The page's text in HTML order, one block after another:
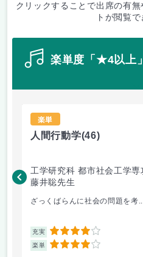
クリックすることで出席の有
トが閲覧で
楽単度「★4以上
楽単
人間行動学(46)
工学研究科 都市社会工学専
藤井聡先生
ざっくばらんに社会の問題を考
充実 4
楽単 4